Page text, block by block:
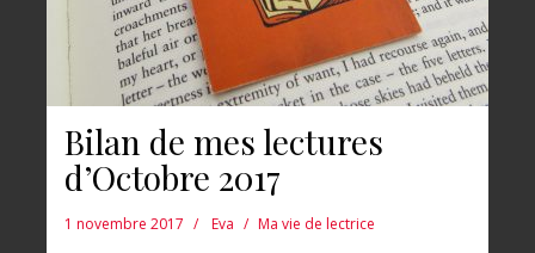
Bilan de mes lectures
d’Octobre 2017
1 novembre 2017 Eva Ma vie de lectrice